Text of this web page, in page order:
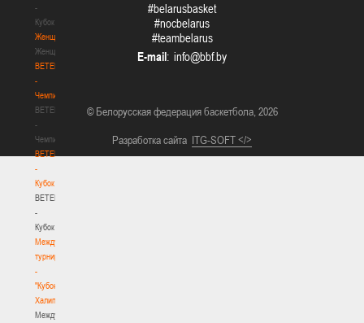
-
Кубок
Женщины
Женщины
BETERA
-
Чемпионат
BETERA
-
Чемпионат
BETERA
-
Кубок
BETERA
-
Кубок
Международный
турнир
-
"Кубок
Халипского"
Международный
#belarusbasket
#nocbelarus
#teambelarus
E-mail:
© Белорусская федерация баскетбола, 2026
Разработка сайта ITG-SOFT </>